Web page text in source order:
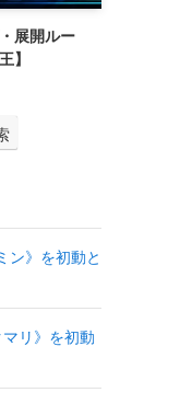
展開ルー
】
ン》を初動と
リ》を初動